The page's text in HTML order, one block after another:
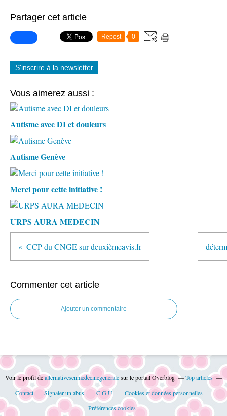
Partager cet article
Repost 0
S'inscrire à la newsletter
Vous aimerez aussi :
Autisme avec DI et douleurs
Autisme Genève
Merci pour cette initiative !
URPS AURA MEDECIN
CCP du CNGE sur deuxièmeavis.fr
Commenter cet article
Ajouter un commentaire
Voir le profil dealternativesenmedecinegeneralesur le portail Overblog
Top articles
Contact
Signaler un abus C.G.U.
Cookies et données personnelles
Préférences cookies